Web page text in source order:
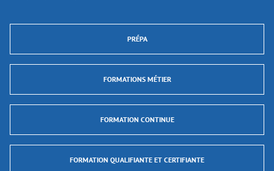
PRÉPA
FORMATIONS MÉTIER
FORMATION CONTINUE
FORMATION QUALIFIANTE ET CERTIFIANTE